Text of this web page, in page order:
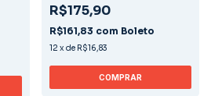
R$175,90
R$161,83 com Boleto
12 x de R$16,83
COMPRAR